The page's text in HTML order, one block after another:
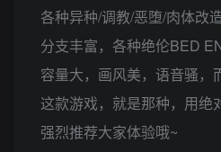
各种异种/调教/恶堕/肉体改
分支丰富，各种绝伦BED
容量大，画风美，语音骚，
这款游戏，就是那种，用绝
强烈推荐大家体验哦~